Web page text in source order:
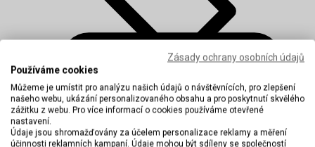
Zásady ochrany osobních údajů
Používáme cookies
Můžeme je umístit pro analýzu našich údajů o návštěvnících, pro zlepšení
našeho webu, ukázání personalizovaného obsahu a pro poskytnutí skvělého
zážitku z webu. Pro více informací o cookies používáme otevřené
nastavení.
Údaje jsou shromažďovány za účelem personalizace reklamy a měření
účinnosti reklamních kampaní. Údaje mohou být sdíleny se společností